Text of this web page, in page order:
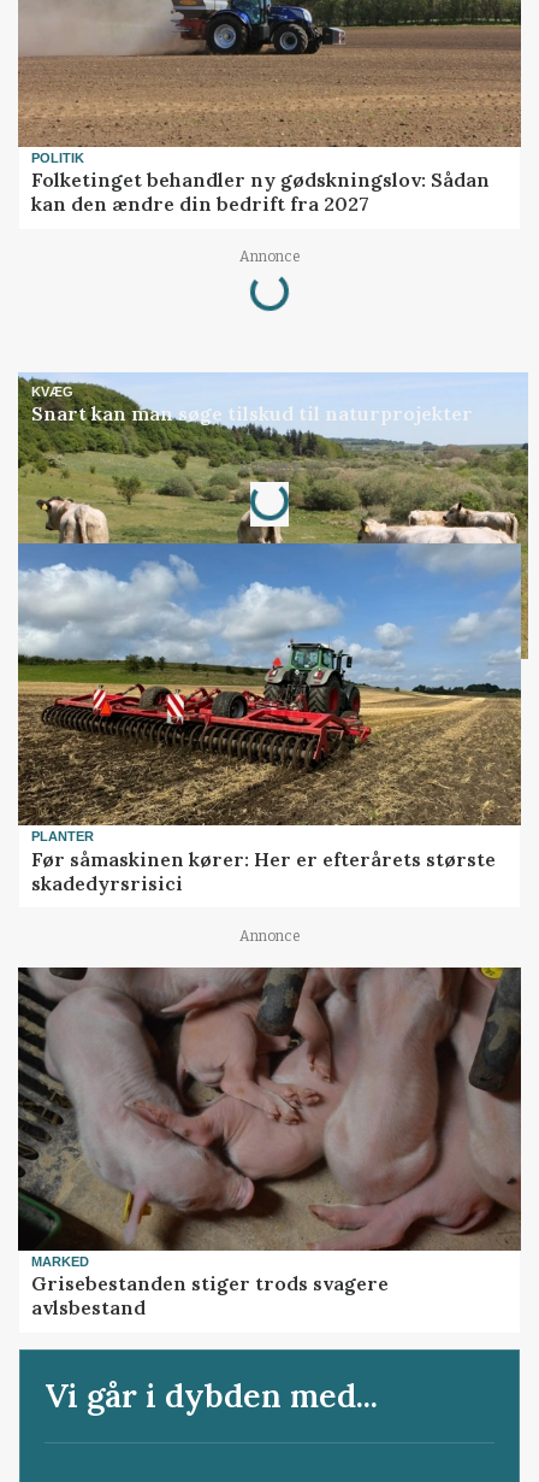
POLITIK
Folketinget behandler ny gødskningslov: Sådan
kan den ændre din bedrift fra 2027
Annonce
Loading...
KVÆG
Snart kan man søge tilskud til naturprojekter
Annonce
Loading...
PLANTER
Før såmaskinen kører: Her er efterårets største
skadedyrsrisici
Annonce
MARKED
Grisebestanden stiger trods svagere
avlsbestand
Vi går i dybden med...